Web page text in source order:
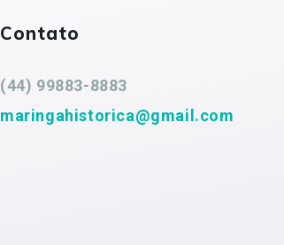
Contato
(44) 99883-8883
maringahistorica@gmail.com